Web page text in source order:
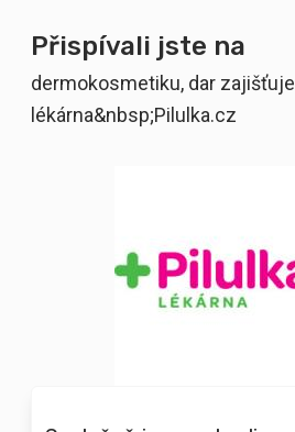
Přispívali jste na
dermokosmetiku, dar zajišťuje
lékárna&nbsp;Pilulka.cz